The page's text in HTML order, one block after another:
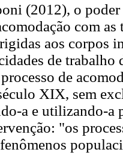
(2012), o
com
aos corpos
de
de
XIX, sem
a e utilizando-a
"os